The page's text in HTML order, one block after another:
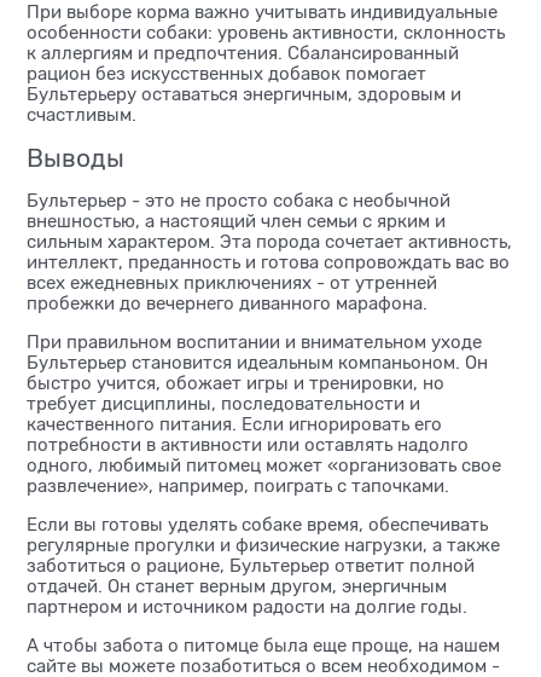
При выборе корма важно учитывать индивидуальные
особенности собаки: уровень активности, склонность
к аллергиям и предпочтения. Сбалансированный
рацион без искусственных добавок помогает
Бультерьеру оставаться энергичным, здоровым и
счастливым.
Выводы
Бультерьер - это не просто собака с необычной
внешностью, а настоящий член семьи с ярким и
сильным характером. Эта порода сочетает активность,
интеллект, преданность и готова сопровождать вас во
всех ежедневных приключениях - от утренней
пробежки до вечернего диванного марафона.
При правильном воспитании и внимательном уходе
Бультерьер становится идеальным компаньоном. Он
быстро учится, обожает игры и тренировки, но
требует дисциплины, последовательности и
качественного питания. Если игнорировать его
потребности в активности или оставлять надолго
одного, любимый питомец может «организовать свое
развлечение», например, поиграть с тапочками.
Если вы готовы уделять собаке время, обеспечивать
регулярные прогулки и физические нагрузки, а также
заботиться о рационе, Бультерьер ответит полной
отдачей. Он станет верным другом, энергичным
партнером и источником радости на долгие годы.
А чтобы забота о питомце была еще проще, на нашем
сайте вы можете позаботиться о всем необходимом -